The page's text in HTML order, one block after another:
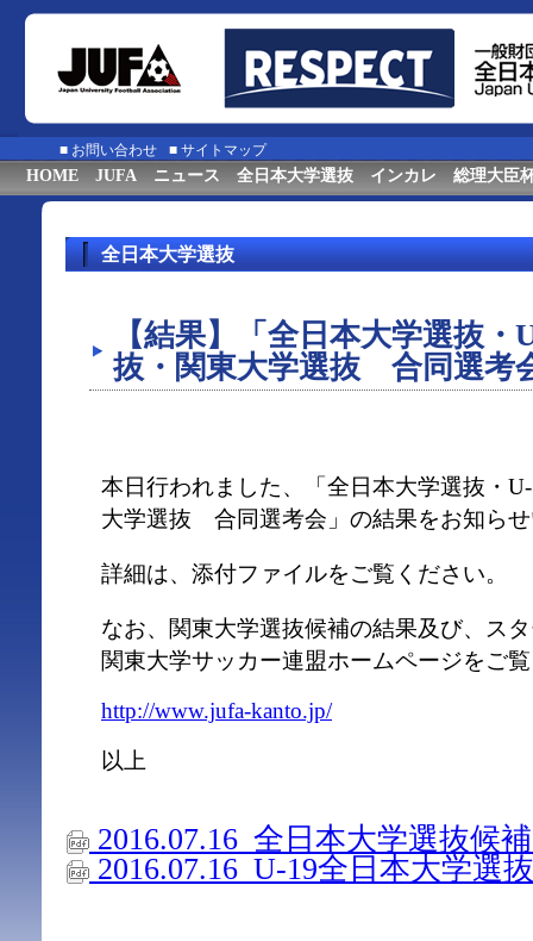
■ お問い合わせ ■ サイトマップ
HOME JUFA ニュース 全日本大学選抜 インカレ 総理大臣
全日本大学選抜
【結果】「全日本大学選抜・
抜・関東大学選抜 合同選
本日行われました、「全日本大学選抜・
大学選抜 合同選考会」の結果をお知ら
詳細は、添付ファイルをご覧ください。
なお、関東大学選抜候補の結果及び、ス
関東大学サッカー連盟ホームページをご
http://www.jufa-kanto.jp/
以上
2016.07.16_全日本大学選抜候
2016.07.16_U-19全日本大学